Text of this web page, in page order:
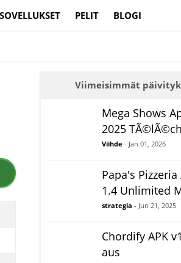
SOVELLUKSET PELIT BLOGI
Viimeisimmät
Mega Shows
2025
Viihde - Jan 01, 2026
Papa's Pizzeria
1.4 Unlimited
strategia - Jun 21, 2025
Chordify APK
aus